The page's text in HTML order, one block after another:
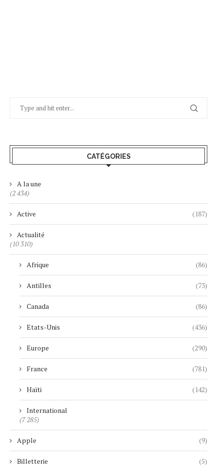
CATÉGORIES
A la une
(2 434)
Active (187)
Actualité
(10 310)
Afrique (86)
Antilles (73)
Canada (86)
Etats-Unis (436)
Europe (290)
France (781)
Haïti (142)
International
(7 285)
Apple (9)
Billetterie (5)